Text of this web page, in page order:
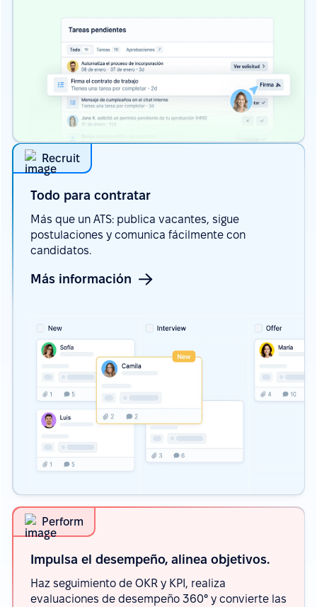
Recruit
Todo para contratar
Más que un ATS: publica vacantes, sigue
postulaciones y comunica fácilmente con
candidatos.
Más información
Perform
Impulsa el desempeño, alinea objetivos.
Haz seguimiento de OKR y KPI, realiza
evaluaciones de desempeño 360° y convierte las